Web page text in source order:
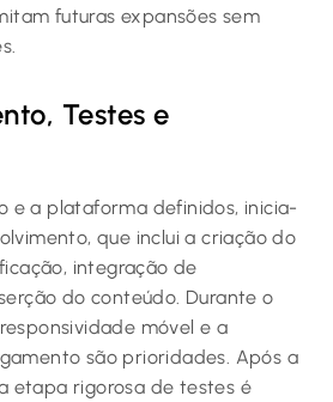
futuras expansões sem
Testes e
e a plataforma definidos, inicia-
que inclui a criação do
integração de
do conteúdo. Durante o
móvel e a
são prioridades. Após a
etapa rigorosa de testes é